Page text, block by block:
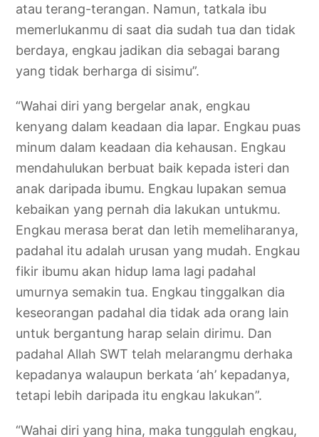
atau terang-terangan. Namun, tatkala ibu
memerlukanmu di saat dia sudah tua dan tidak
berdaya, engkau jadikan dia sebagai barang
yang tidak berharga di sisimu”.
“Wahai diri yang bergelar anak, engkau
kenyang dalam keadaan dia lapar. Engkau puas
minum dalam keadaan dia kehausan. Engkau
mendahulukan berbuat baik kepada isteri dan
anak daripada ibumu. Engkau lupakan semua
kebaikan yang pernah dia lakukan untukmu.
Engkau merasa berat dan letih memeliharanya,
padahal itu adalah urusan yang mudah. Engkau
fikir ibumu akan hidup lama lagi padahal
umurnya semakin tua. Engkau tinggalkan dia
keseorangan padahal dia tidak ada orang lain
untuk bergantung harap selain dirimu. Dan
padahal Allah SWT telah melarangmu derhaka
kepadanya walaupun berkata ‘ah’ kepadanya,
tetapi lebih daripada itu engkau lakukan”.
“Wahai diri yang hina, maka tunggulah engkau,